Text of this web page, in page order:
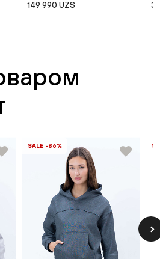
149 990 UZS
SALE -86%